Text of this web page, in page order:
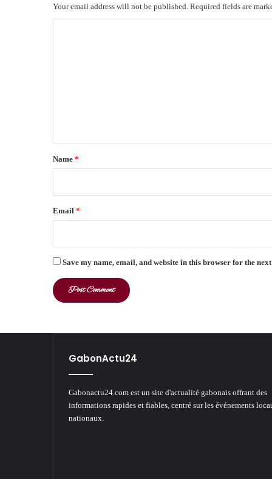
Your email address will not be published. Required fields are
*
Name *
Email *
Save my name, email, and website in this browser for the
GabonActu24
Gabonactu24.com est un site d'actualité gabonais offrant des
informations rapides et fiables, centré sur les événements
nationaux.